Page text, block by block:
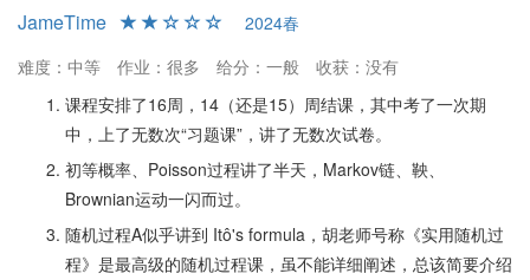
JameTime
2024春
难度：中等
作业：很多 给分：一般
收获：没有
课程安排了16周，14（还是15）周结课，其中考了一次期
中，上了无数次“习题课”，讲了无数次试卷。
初等概率、Poisson过程讲了半天，Markov链、鞅、
Brownian运动一闪而过。
随机过程A似乎讲到 Itô's formula，胡老师号称《实用随机过
程》是最高级的随机过程课，虽不能详细阐述，总该简要介绍